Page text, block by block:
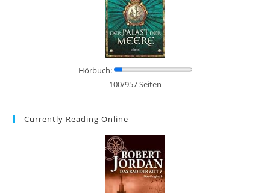
Hörbuch:
100/957 Seiten
Currently Reading Online